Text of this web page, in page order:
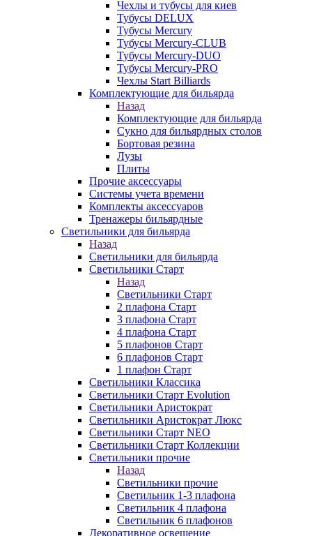
Чехлы и тубусы для киев
Тубусы DELUX
Тубусы Mercury
Тубусы Mercury-CLUB
Тубусы Mercury-DUO
Тубусы Mercury-PRO
Чехлы Start Billiards
Комплектующие для бильярда
Назад
Комплектующие для бильярда
Сукно для бильярдных столов
Бортовая резина
Лузы
Плиты
Прочие аксессуары
Системы учета времени
Комплекты аксессуаров
Тренажеры бильярдные
Светильники для бильярда
Назад
Светильники для бильярда
Светильники Старт
Назад
Светильники Старт
2 плафона Старт
3 плафона Старт
4 плафона Старт
5 плафонов Старт
6 плафонов Старт
1 плафон Старт
Светильники Классика
Светильники Старт Evolution
Светильники Аристократ
Светильники Аристократ Люкс
Светильники Старт NEO
Светильники Старт Коллекции
Светильники прочие
Назад
Светильники прочие
Светильник 1-3 плафона
Светильник 4 плафона
Светильник 6 плафонов
Декоративное освещение